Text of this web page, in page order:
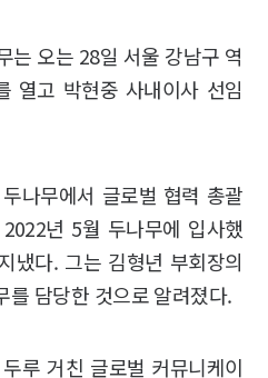
는 오는 28일 서울 강남구 역
열고 박현중 사내이사 선임
나무에서 글로벌 협력 총괄
년 5월 두나무에 입사했
냈다. 그는 김형년 부회장의
를 담당한 것으로 알려졌다.
루 거친 글로벌 커뮤니케이